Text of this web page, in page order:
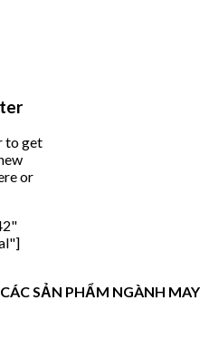
to get
or
SẢN PHẨM NGÀNH MAY